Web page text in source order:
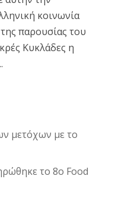
κοινωνία
παρουσίας του
Κυκλάδες η
μετόχων με το
το 8ο Food